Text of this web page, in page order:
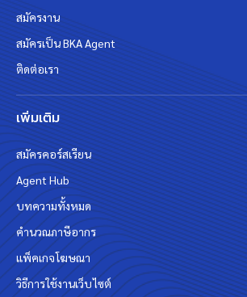
สมัครงาน
สมัครเป็น BKA Agent
ติดต่อเรา
เพิ่มเติม
สมัครคอร์สเรียน
Agent Hub
บทความทั้งหมด
คำนวณภาษีอากร
แพ็คเกจโฆษณา
วิธีการใช้งานเว็บไซต์